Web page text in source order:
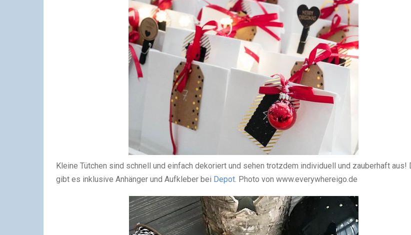
Kleine Tütchen sind schnell und einfach dekoriert und sehen trotzdem individuell und zauberhaft aus!
gibt es inklusive Anhänger und Aufkleber bei Depot. Photo von www.everywhereigo.de